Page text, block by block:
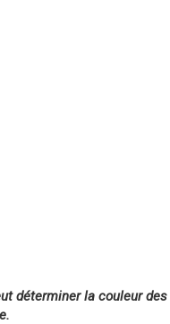
déterminer la couleur des